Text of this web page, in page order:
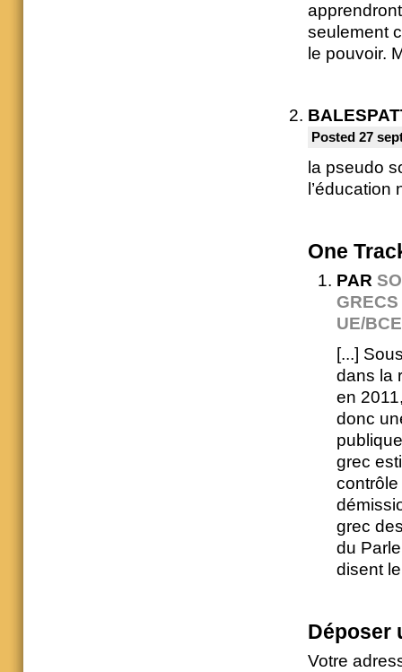
seulement
le pouvoir.
Posted 27
la pseudo
l’éducation
One
PAR
UE/
[...]
dans la
en
donc
grec
grec
du
disent
Déposer
Votre